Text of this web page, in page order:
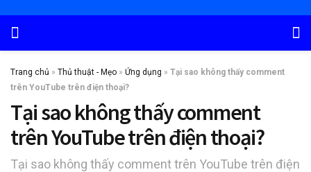
Trang chủ » Thủ thuật - Mẹo » Ứng dụng » Tại sao không thấy comment
trên YouTube trên điện thoại?
Tại sao không thấy comment
trên YouTube trên điện thoại?
Tại sao không thấy comment trên YouTube trên điện